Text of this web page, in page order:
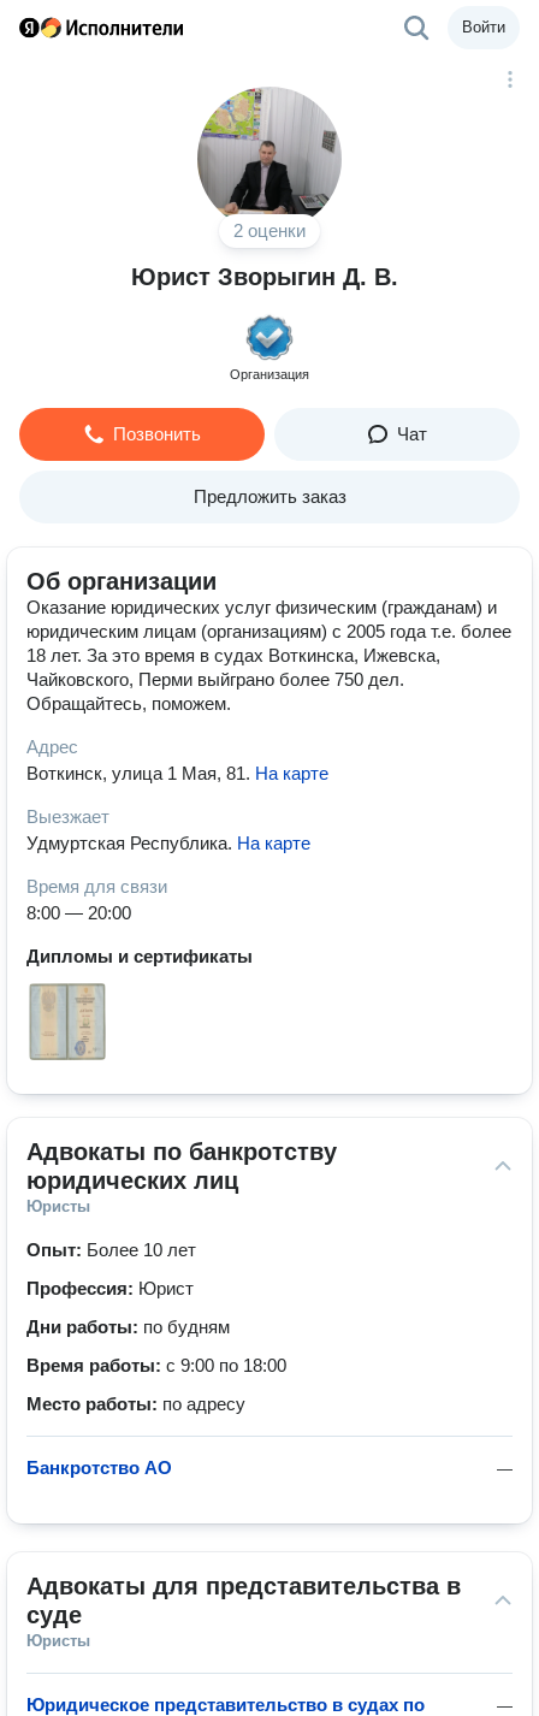
Войти
2 оценки
Юрист Зворыгин Д. В.
Организация
Позвонить Чат
Предложить заказ
Об организации
Оказание юридических услуг физическим (гражданам) и
юридическим лицам (организациям) с 2005 года т.е. более
18 лет. За это время в судах Воткинска, Ижевска,
Чайковского, Перми выйграно более 750 дел.
Обращайтесь, поможем.
Адрес
Воткинск, улица 1 Мая, 81. На карте
Выезжает
Удмуртская Республика. На карте
Время для связи
8:00 — 20:00
Дипломы и сертификаты
Адвокаты по банкротству
юридических лиц
Юристы
Опыт: Более 10 лет
Профессия: Юрист
Дни работы: по будням
Время работы: с 9:00 по 18:00
Место работы: по адресу
—
Банкротство АО
Адвокаты для представительства в
суде
Юристы
—
Юридическое представительство в судах по